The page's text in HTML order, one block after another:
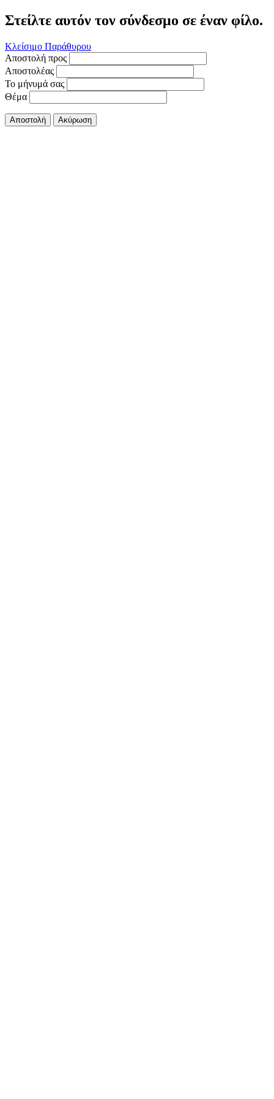
Στείλτε αυτόν τον σύνδεσμο σε έναν φίλο.
Κλείσιμο Παράθυρου
Αποστολή προς
Αποστολέας
Το μήνυμά σας
Θέμα
Αποστολή Ακύρωση